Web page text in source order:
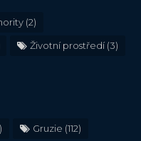
(2)
Životní prostředí(3)
Gruzie (112)